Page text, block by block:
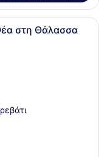
ξενοδοχείου με ένα
στη Θάλασσα